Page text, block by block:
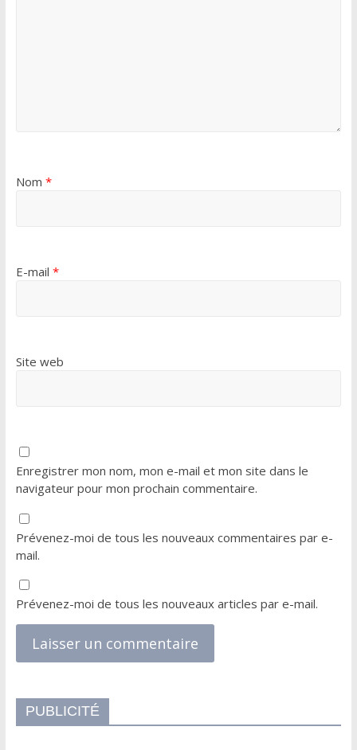
Nom *
E-mail *
Site web
Enregistrer mon nom, mon e-mail et mon site dans le
navigateur pour mon prochain commentaire.
Prévenez-moi de tous les nouveaux commentaires par e-
mail.
Prévenez-moi de tous les nouveaux articles par e-mail.
PUBLICITÉ